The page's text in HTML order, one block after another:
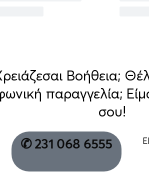
Βοήθεια;
παραγγελία;
σου!
✆ 231 068 6555